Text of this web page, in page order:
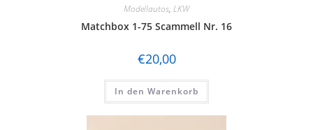
Modellautos, LKW
Matchbox 1-75 Scammell Nr. 16
€20,00
In den Warenkorb